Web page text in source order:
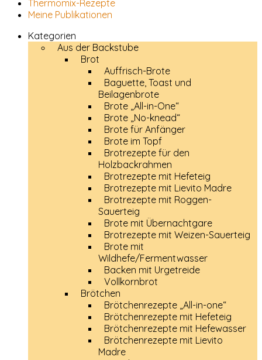
Thermomix-Rezepte
Meine Publikationen
Kategorien
Aus der Backstube
Brot
Auffrisch-Brote
Baguette, Toast und
Beilagenbrote
Brote „All-in-One“
Brote „No-knead“
Brote für Anfänger
Brote im Topf
Brotrezepte für den
Holzbackrahmen
Brotrezepte mit Hefeteig
Brotrezepte mit Lievito Madre
Brotrezepte mit Roggen-
Sauerteig
Brote mit Übernachtgare
Brotrezepte mit Weizen-Sauerteig
Brote mit
Wildhefe/Fermentwasser
Backen mit Urgetreide
Vollkornbrot
Brötchen
Brötchenrezepte „All-in-one“
Brötchenrezepte mit Hefeteig
Brötchenrezepte mit Hefewasser
Brötchenrezepte mit Lievito
Madre